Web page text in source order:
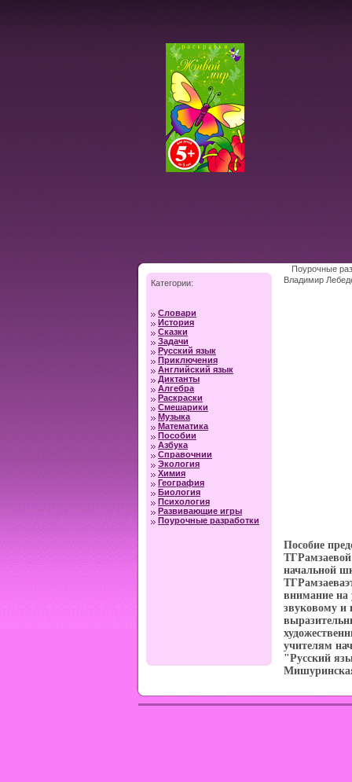
Категории:
Словари
История
Сказки
Задачи
Русский язык
Приключения
Английский язык
Диктанты
Алгебра
Раскраски
Смешарики
Музыка
Математика
Пособии
Азбука
Справочнии
Экология
Химия
География
Биология
Психология
Развивающие игры
Поурочные разработки
Поурочные
Владимир
Пособие
начальной
внимание на
звуковому и
учителям
"Русский